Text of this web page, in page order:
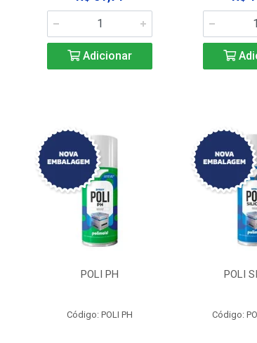
Adicionar
POLI PH
Código: POLI PH
POLI
Código: